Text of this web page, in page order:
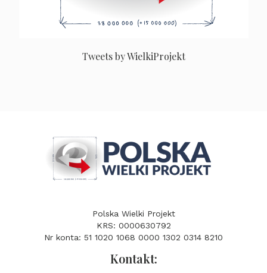
Tweets by WielkiProjekt
Polska Wielki Projekt
KRS: 0000630792
Nr konta: 51 1020 1068 0000 1302 0314 8210
Kontakt: